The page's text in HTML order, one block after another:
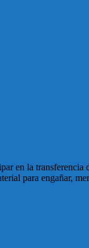
en la
para engañar,